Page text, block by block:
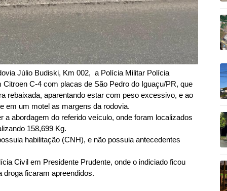
Júlio Budiski, Km 002, a Polícia Militar Polícia
C-4 com placas de São Pedro do Iguaçu/PR, que
rebaixada, aparentando estar com peso excessivo, e ao
em um motel as margens da rodovia.
abordagem do referido veículo, onde foram localizados
158,699 Kg.
habilitação (CNH), e não possuia antecedentes
Civil em Presidente Prudente, onde o indiciado ficou
ficaram apreendidos.